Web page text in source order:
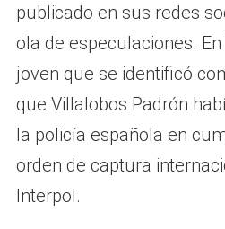
publicado en sus redes
ola de especulaciones.
joven que se identificó
que Villalobos Padrón
la policía española en
orden de captura
Interpol.